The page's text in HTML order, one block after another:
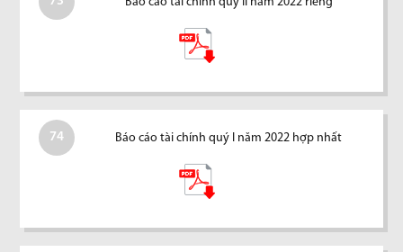
74 Báo cáo tài chính quý I năm 2022 hợp nhất